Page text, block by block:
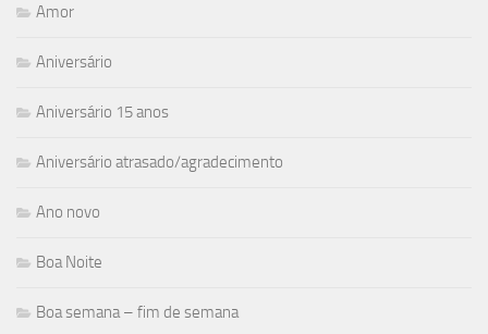
Amor
Aniversário
Aniversário 15 anos
Aniversário atrasado/agradecimento
Ano novo
Boa Noite
Boa semana – fim de semana